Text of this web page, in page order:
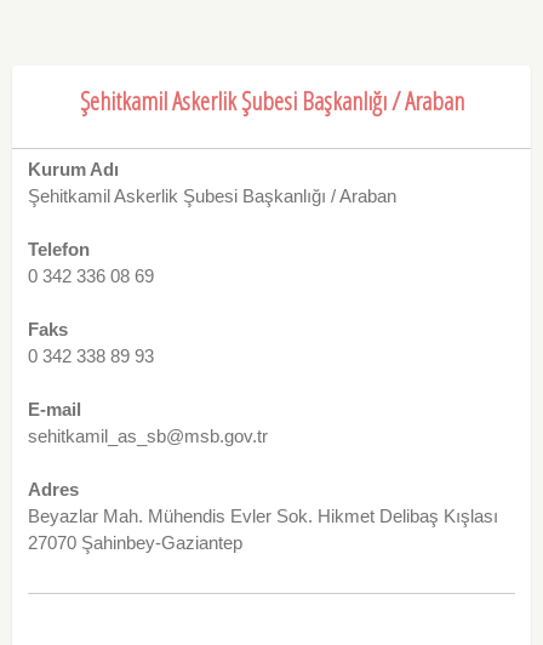
Şehitkamil Askerlik Şubesi Başkanlığı / Araban
Kurum Adı
Şehitkamil Askerlik Şubesi Başkanlığı / Araban
Telefon
0 342 336 08 69
Faks
0 342 338 89 93
E-mail
sehitkamil_as_sb@msb.gov.tr
Adres
Beyazlar Mah. Mühendis Evler Sok. Hikmet Delibaş Kışlası
27070 Şahinbey-Gaziantep